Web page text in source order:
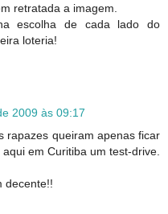
retratada a imagem.
escolha de cada lado do
loteria!
2009 às 09:17
rapazes queiram apenas ficar
em Curitiba um test-drive.
decente!!